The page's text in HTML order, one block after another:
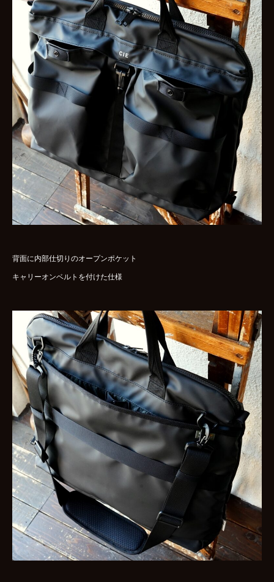
背面に内部仕切りのオープンポケット
キャリーオンベルトを付けた仕様